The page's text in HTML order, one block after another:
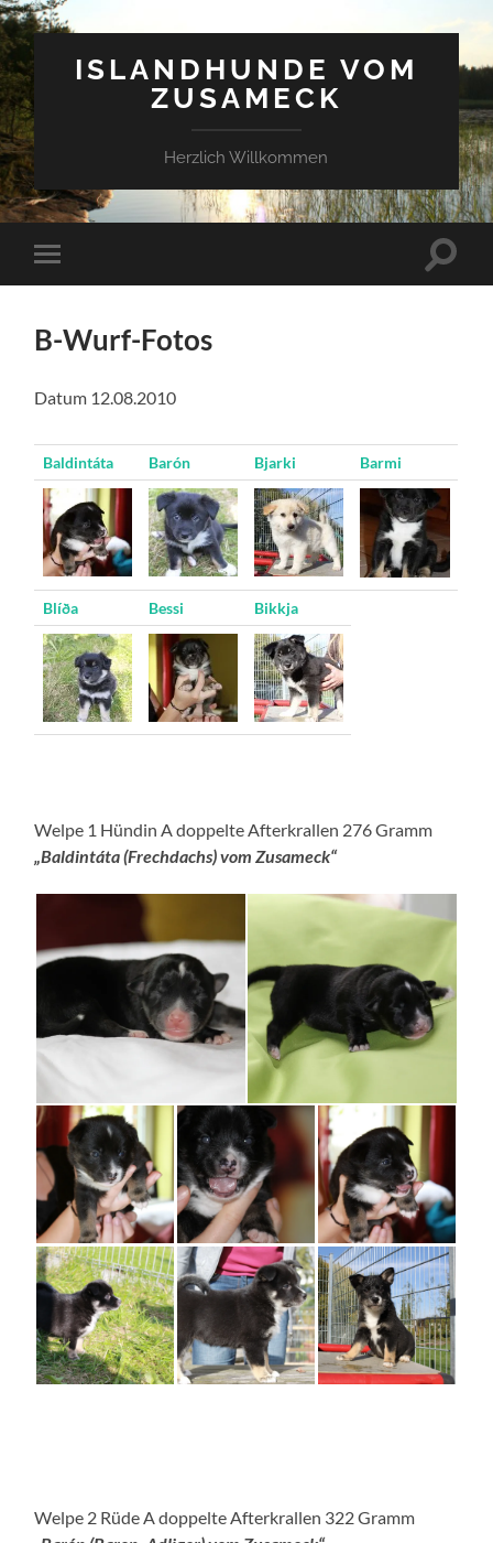
ISLANDHUNDE VOM
ZUSAMECK
Herzlich Willkommen
Mobile-
Menü
B-Wurf-Fotos
Datum 12.08.2010
Baldintáta Barón Bjarki Barmi
Blíða Bessi Bikkja
Welpe 1 Hündin A doppelte Afterkrallen 276 Gramm
„Baldintáta (Frechdachs) vom Zusameck“
Welpe 2 Rüde A doppelte Afterkrallen 322 Gramm